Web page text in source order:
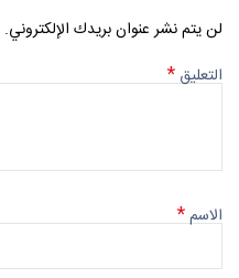
لن يتم نشر عنوان بريدك الإلكتروني.
التعليق *
الاسم*